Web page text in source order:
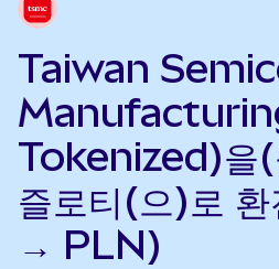
Taiwan
Tokenized)을(
즐로티(으)로
→ PLN)